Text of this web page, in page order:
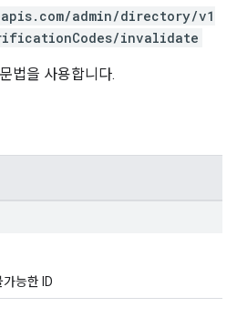
admin/directory/v1
invalidate
문법을 사용합니다.
능한 ID